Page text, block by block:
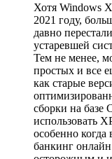
Хотя Windows
2021 году,
давно
устаревшей
Тем не менее,
простых и все
как старые
сборки на базе
использовать
особенно
банкинг